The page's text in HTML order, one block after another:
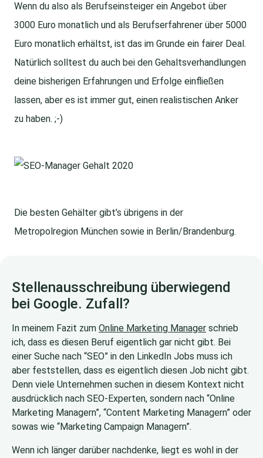
Wenn du also als Berufseinsteiger ein Angebot über
3000 Euro monatlich und als Berufserfahrener über 5000
Euro monatlich erhältst, ist das im Grunde ein fairer Deal.
Natürlich solltest du auch bei den Gehaltsverhandlungen
deine bisherigen Erfahrungen und Erfolge einfließen
lassen, aber es ist immer gut, einen realistischen Anker
zu haben. ;-)
Die besten Gehälter gibt’s übrigens in der
Metropolregion München sowie in Berlin/Brandenburg.
Stellenausschreibung überwiegend
bei Google. Zufall?
In meinem Fazit zum Online Marketing Manager schrieb
ich, dass es diesen Beruf eigentlich gar nicht gibt. Bei
einer Suche nach “SEO” in den LinkedIn Jobs muss ich
aber feststellen, dass es eigentlich diesen Job nicht gibt.
Denn viele Unternehmen suchen in diesem Kontext nicht
ausdrücklich nach SEO-Experten, sondern nach “Online
Marketing Managern”, “Content Marketing Managern” oder
sowas wie “Marketing Campaign Managern”.
Wenn ich länger darüber nachdenke, liegt es wohl in der